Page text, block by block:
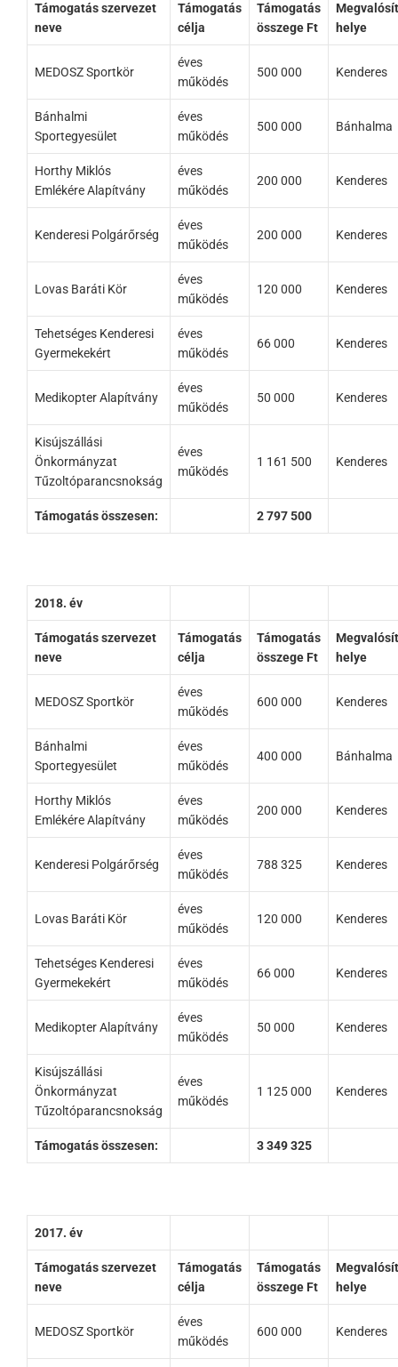
Támogatás szervezet
neve
Támogatás
célja
Támogatás
összege Ft
helye
MEDOSZ Sportkör
éves
működés
500 000 Kenderes
Bánhalmi
Sportegyesület
éves
működés
500 000 Bánhalma
Horthy Miklós
Emlékére Alapítvány
éves
működés
200 000 Kenderes
Kenderesi Polgárőrség
éves
működés
200 000 Kenderes
Lovas Baráti Kör
éves
működés
120 000 Kenderes
Tehetséges Kenderesi
Gyermekekért
éves
működés
66 000 Kenderes
Medikopter Alapítvány
éves
működés
50 000 Kenderes
Kisújszállási
Önkormányzat
Tűzoltóparancsnokság
éves
működés
1 161 500 Kenderes
Támogatás összesen: 2 797 500
2018. év
Támogatás szervezet
neve
Támogatás
célja
Támogatás
összege Ft
helye
MEDOSZ Sportkör
éves
működés
600 000 Kenderes
Bánhalmi
Sportegyesület
éves
működés
400 000 Bánhalma
Horthy Miklós
Emlékére Alapítvány
éves
működés
200 000 Kenderes
Kenderesi Polgárőrség
éves
működés
788 325 Kenderes
Lovas Baráti Kör
éves
működés
120 000 Kenderes
Tehetséges Kenderesi
Gyermekekért
éves
működés
66 000 Kenderes
Medikopter Alapítvány
éves
működés
50 000 Kenderes
Kisújszállási
Önkormányzat
Tűzoltóparancsnokság
éves
működés
1 125 000 Kenderes
Támogatás összesen: 3 349 325
2017. év
Támogatás szervezet
neve
Támogatás
célja
Támogatás
összege Ft
helye
MEDOSZ Sportkör
éves
működés
600 000 Kenderes